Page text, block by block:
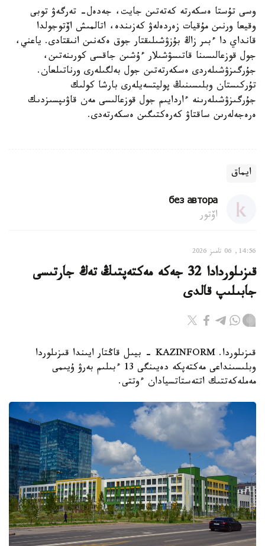
وسى تۇستا ەسكەرتە كەتەتىن جايت، جەدەل- تەرگەۋ توبى
وقيعا ورنىن مۇقيات زەردەلەۋ كەزىندە، اتالمىش اۆتوجولدا
قانداي دا ءبىر زاڭ بۇزۋشىلىقتار جوق ەكەنىن انىقتادى. ياعني،
جول قوزعالىسىنا قاتىسۋشىلار ءۇشىن جاقسى كورىنەتىن،
جۇرگىزۋشىلەردى ەسكەرتەتىن جول بەلگىلەرى ورناتىلعان.
تۇركىستان وبلىسىنىڭ پوليتسەيلەرى بارشا كولىك
جۇرگىزۋشىلەرىنە ءاردايىم جول قوزعالىسى مەن قاۋىپسىزدىك
ەرەجەلەرىن ساقتاۋ كەرەكتىگىن ەسكەرتەدى.
ايماق
без автора
اۆتور
14:56, 06 تامىز 2026
قىزىلوردادا 32 جەكە مەكتەپتىڭ تەڭ جارتىسى
جابىلىپ قالدى
قىزىلوردا. KAZINFORM - بيىل قاڭتار ايىندا قىزىلوردا
وبلىسىنداعى مەكتەپكە دەيىنگى 13 ءبىلىم بەرۋ ۇيىمى
مەملەكەتتىك اتتەستاتسيادان ءوتتى.